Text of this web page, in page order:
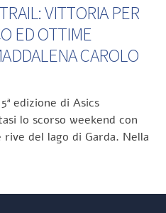
VITTORIA PER
ED OTTIME
CAROLO
edizione di Asics
lo scorso weekend con
del lago di Garda. Nella